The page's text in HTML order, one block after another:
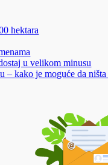
hektara
u velikom minusu
– kako je moguće da